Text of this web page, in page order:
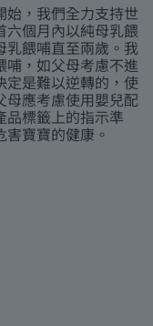
始，我們全力支持世
六個月內以純母乳餵
乳餵哺直至兩歲。我
，如父母考慮不進
定是難以逆轉的，使
母應考慮使用嬰兒配
品標籤上的指示準
寶寶的健康。